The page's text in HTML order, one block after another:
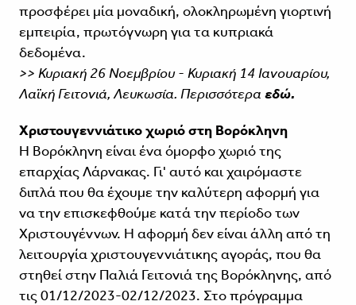
προσφέρει μία μοναδική, ολοκληρωμένη γιορτινή
εμπειρία, πρωτόγνωρη για τα κυπριακά
δεδομένα.
>> Κυριακή 26 Νοεμβρίου - Κυριακή 14 Ιανουαρίου,
Λαϊκή Γειτονιά, Λευκωσία. Περισσότερα εδώ.
Χριστουγεννιάτικο χωριό στη Βορόκληνη
Η Βορόκληνη είναι ένα όμορφο χωριό της
επαρχίας Λάρνακας. Γι' αυτό και χαιρόμαστε
διπλά που θα έχουμε την καλύτερη αφορμή για
να την επισκεφθούμε κατά την περίοδο των
Χριστουγέννων. Η αφορμή δεν είναι άλλη από τη
λειτουργία χριστουγεννιάτικης αγοράς, που θα
στηθεί στην Παλιά Γειτονιά της Βορόκληνης, από
τις 01/12/2023-02/12/2023. Στο πρόγραμμα